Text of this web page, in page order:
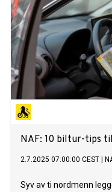
NAF: 10 biltur-tips
2.7.2025 07:00:00 CEST
Syv av ti nordmenn